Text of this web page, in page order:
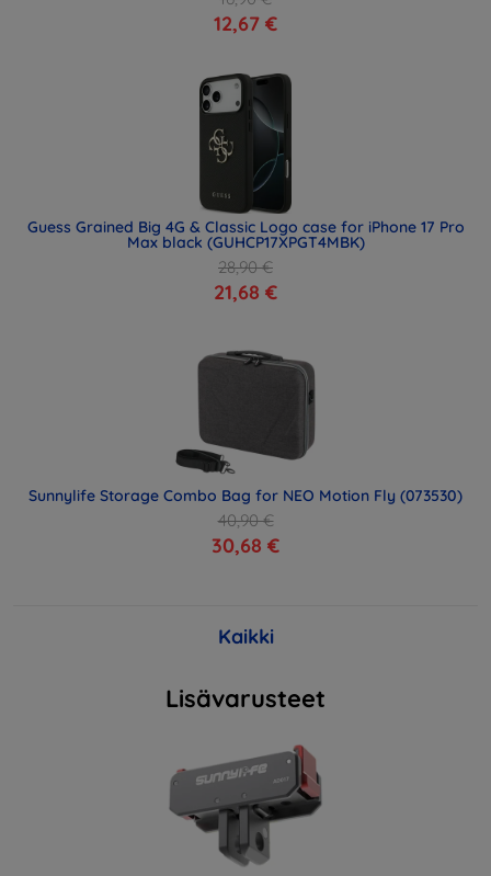
12,67 €
Guess Grained Big 4G & Classic Logo case for iPhone 17 Pro
Max black (GUHCP17XPGT4MBK)
28,90 €
21,68 €
Sunnylife Storage Combo Bag for NEO Motion Fly (073530)
40,90 €
30,68 €
Kaikki
Lisävarusteet